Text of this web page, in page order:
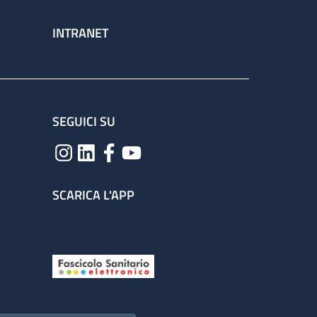
INTRANET
SEGUICI SU
SCARICA L'APP